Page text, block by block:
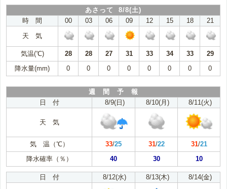
あさって 8/8(土)
時 間
00 03 06 09 12 15 18
21
天 気
気温(℃) 28 28 27 31 33 34 33
29
降水量(mm)
0 0 0 0 0 0 0 0
週 間 予 報
日 付
8/9(日) 8/10(月) 8/11(火)
天 気
気 温（℃） 33/25 31/22 31/21
降水確率（％）
40 30 10
日 付 8/12(水) 8/13(木) 8/14(金)